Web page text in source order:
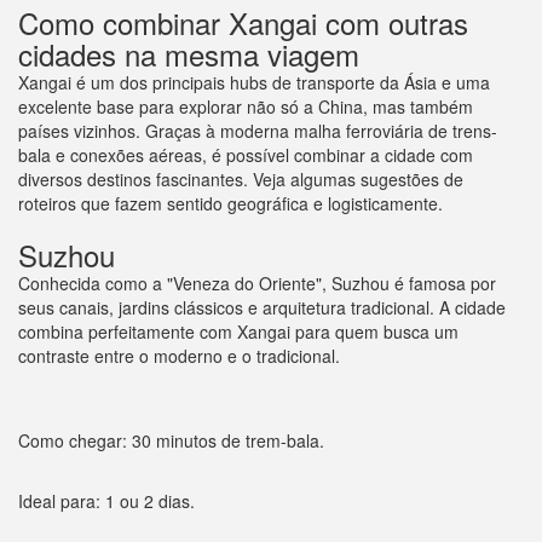
Como combinar Xangai com outras
cidades na mesma viagem
Xangai é um dos principais hubs de transporte da Ásia e uma
excelente base para explorar não só a China, mas também
países vizinhos. Graças à moderna malha ferroviária de trens-
bala e conexões aéreas, é possível combinar a cidade com
diversos destinos fascinantes. Veja algumas sugestões de
roteiros que fazem sentido geográfica e logisticamente.
Suzhou
Conhecida como a "Veneza do Oriente", Suzhou é famosa por
seus canais, jardins clássicos e arquitetura tradicional. A cidade
combina perfeitamente com Xangai para quem busca um
contraste entre o moderno e o tradicional.
Como chegar: 30 minutos de trem-bala.
Ideal para: 1 ou 2 dias.